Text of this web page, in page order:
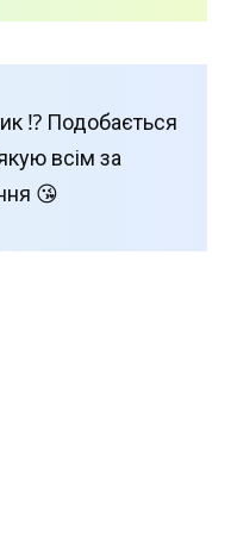
⁉️ Подобається
всім за
😘